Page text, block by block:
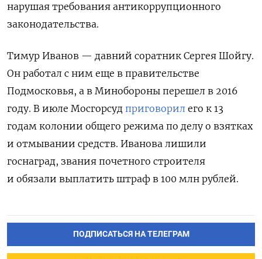
нарушая требования антикоррупционного
законодательства.
Тимур Иванов — давний соратник Сергея Шойгу.
Он работал с ним еще в правительстве
Подмосковья, а в Минобороны перешел в 2016
году. В июле Мосгорсуд приговорил его к 13
годам колонии общего режима по делу о взятках
и отмывании средств. Иванова лишили
госнаград, звания почетного строителя
и обязали выплатить штраф в 100 млн рублей.
ПОДПИСАТЬСЯ НА ТЕЛЕГРАМ